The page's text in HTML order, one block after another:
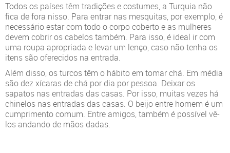
Todos os países têm tradições e costumes, a Turquia não
fica de fora nisso. Para entrar nas mesquitas, por exemplo, é
necessário estar com todo o corpo coberto e as mulheres
devem cobrir os cabelos também. Para isso, é ideal ir com
uma roupa apropriada e levar um lenço, caso não tenha os
itens são oferecidos na entrada.
Além disso, os turcos têm o hábito em tomar chá. Em média
são dez xícaras de chá por dia por pessoa. Deixar os
sapatos nas entradas das casas. Por isso, muitas vezes há
chinelos nas entradas das casas. O beijo entre homem é um
cumprimento comum. Entre amigos, também é possível vê-
los andando de mãos dadas.